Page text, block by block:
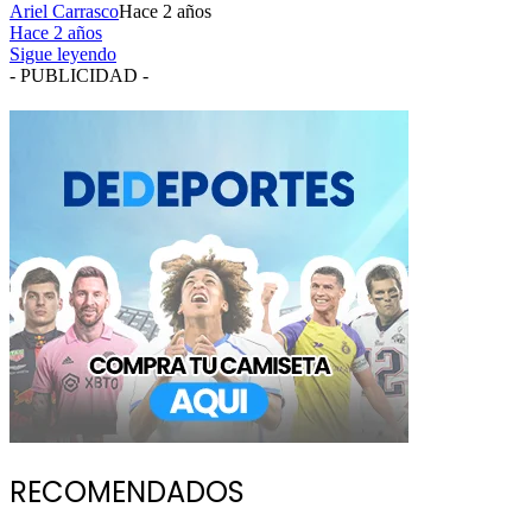
Ariel CarrascoHace 2 años
Hace 2 años
Sigue leyendo
- PUBLICIDAD -
RECOMENDADOS